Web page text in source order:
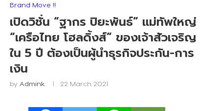
Brand Move !!
เปิดวิชั่น “ฐากร ปิยะพันธ์” แม่ทัพใหญ่
“เครือไทย โฮลดิ้งส์” ของเจ้าสัวเจริญ
ใน 5 ปี ต้องเป็นผู้นำธุรกิจประกัน-การ
เงิน
by Admink 22 March 2021